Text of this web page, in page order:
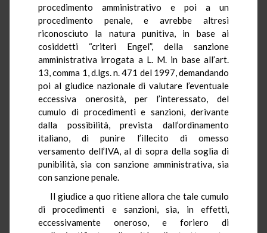
procedimento amministrativo e poi a un
procedimento penale, e avrebbe altresì
riconosciuto la natura punitiva, in base ai
cosiddetti “criteri Engel”, della sanzione
amministrativa irrogata a L. M. in base all’art.
13, comma 1, d.lgs. n. 471 del 1997, demandando
poi al giudice nazionale di valutare l’eventuale
eccessiva onerosità, per l’interessato, del
cumulo di procedimenti e sanzioni, derivante
dalla possibilità, prevista dall’ordinamento
italiano, di punire l’illecito di omesso
versamento dell’IVA, al di sopra della soglia di
punibilità, sia con sanzione amministrativa, sia
con sanzione penale.
Il giudice a quo ritiene allora che tale cumulo
di procedimenti e sanzioni, sia, in effetti,
eccessivamente oneroso, e foriero di